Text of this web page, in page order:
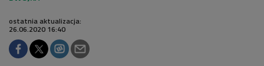
ostatnia aktualizacja:
26.06.2020 16:40